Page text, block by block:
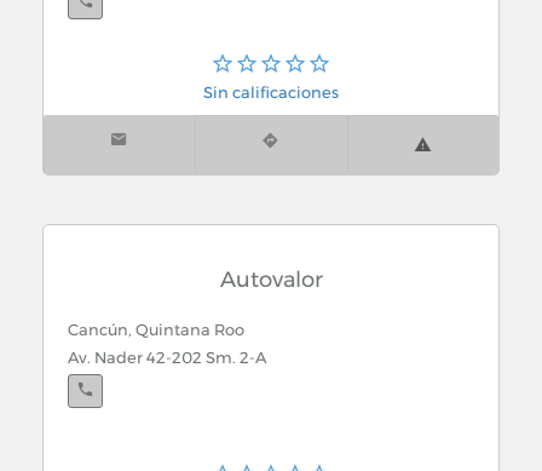
Sin calificaciones
Autovalor
Cancún, Quintana Roo
Av. Nader 42-202 Sm. 2-A